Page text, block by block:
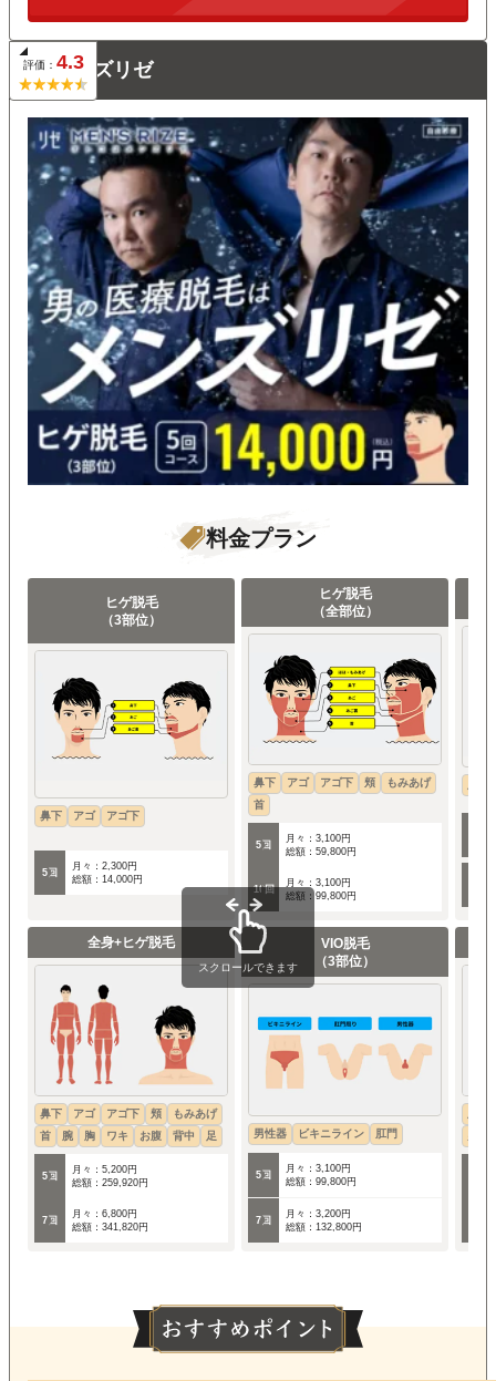
評価： 4.3
メンズリゼ
料金プラン
ヒゲ脱毛
（3部位）
鼻下 アゴ アゴ下
5回
月々：2,300円
総額：14,000円
ヒゲ脱毛
（全部位）
鼻下 アゴ アゴ下 頬
もみあげ
首
5回
月々：3,100円
総額：59,800円
10回
月々：3,100円
総額：99,800円
全身+ヒゲ脱毛
鼻下 アゴ アゴ下 頬
もみあげ
首
腕 胸 ワキ お腹 背中 足
5回
月々：5,200円
総額：259,920円
7回
月々：6,800円
総額：341,820円
VIO脱毛
（3部位）
男性器 ビキニライン 肛門
5回
月々：3,100円
総額：99,800円
7回
月々：3,200円
総額：132,800円
スクロールできます